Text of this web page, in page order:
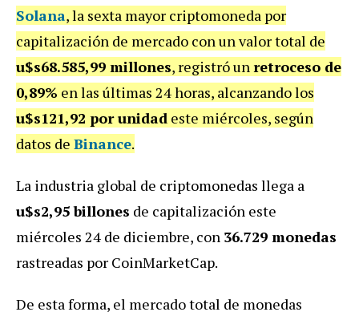
Solana, la sexta mayor criptomoneda por
capitalización de mercado con un valor total de
u$s68.585,99 millones, registró unretroceso de
0,89% en las últimas 24 horas, alcanzando los
u$s121,92 por unidad este miércoles, según
datos de Binance.
La industria global de criptomonedas llega a
u$s2,95 billones de capitalización este
miércoles 24 de diciembre, con 36.729 monedas
rastreadas por CoinMarketCap.
De esta forma, el mercado total de monedas